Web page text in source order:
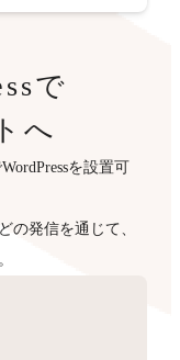
で
へ
を設置可
の発信を通じて、